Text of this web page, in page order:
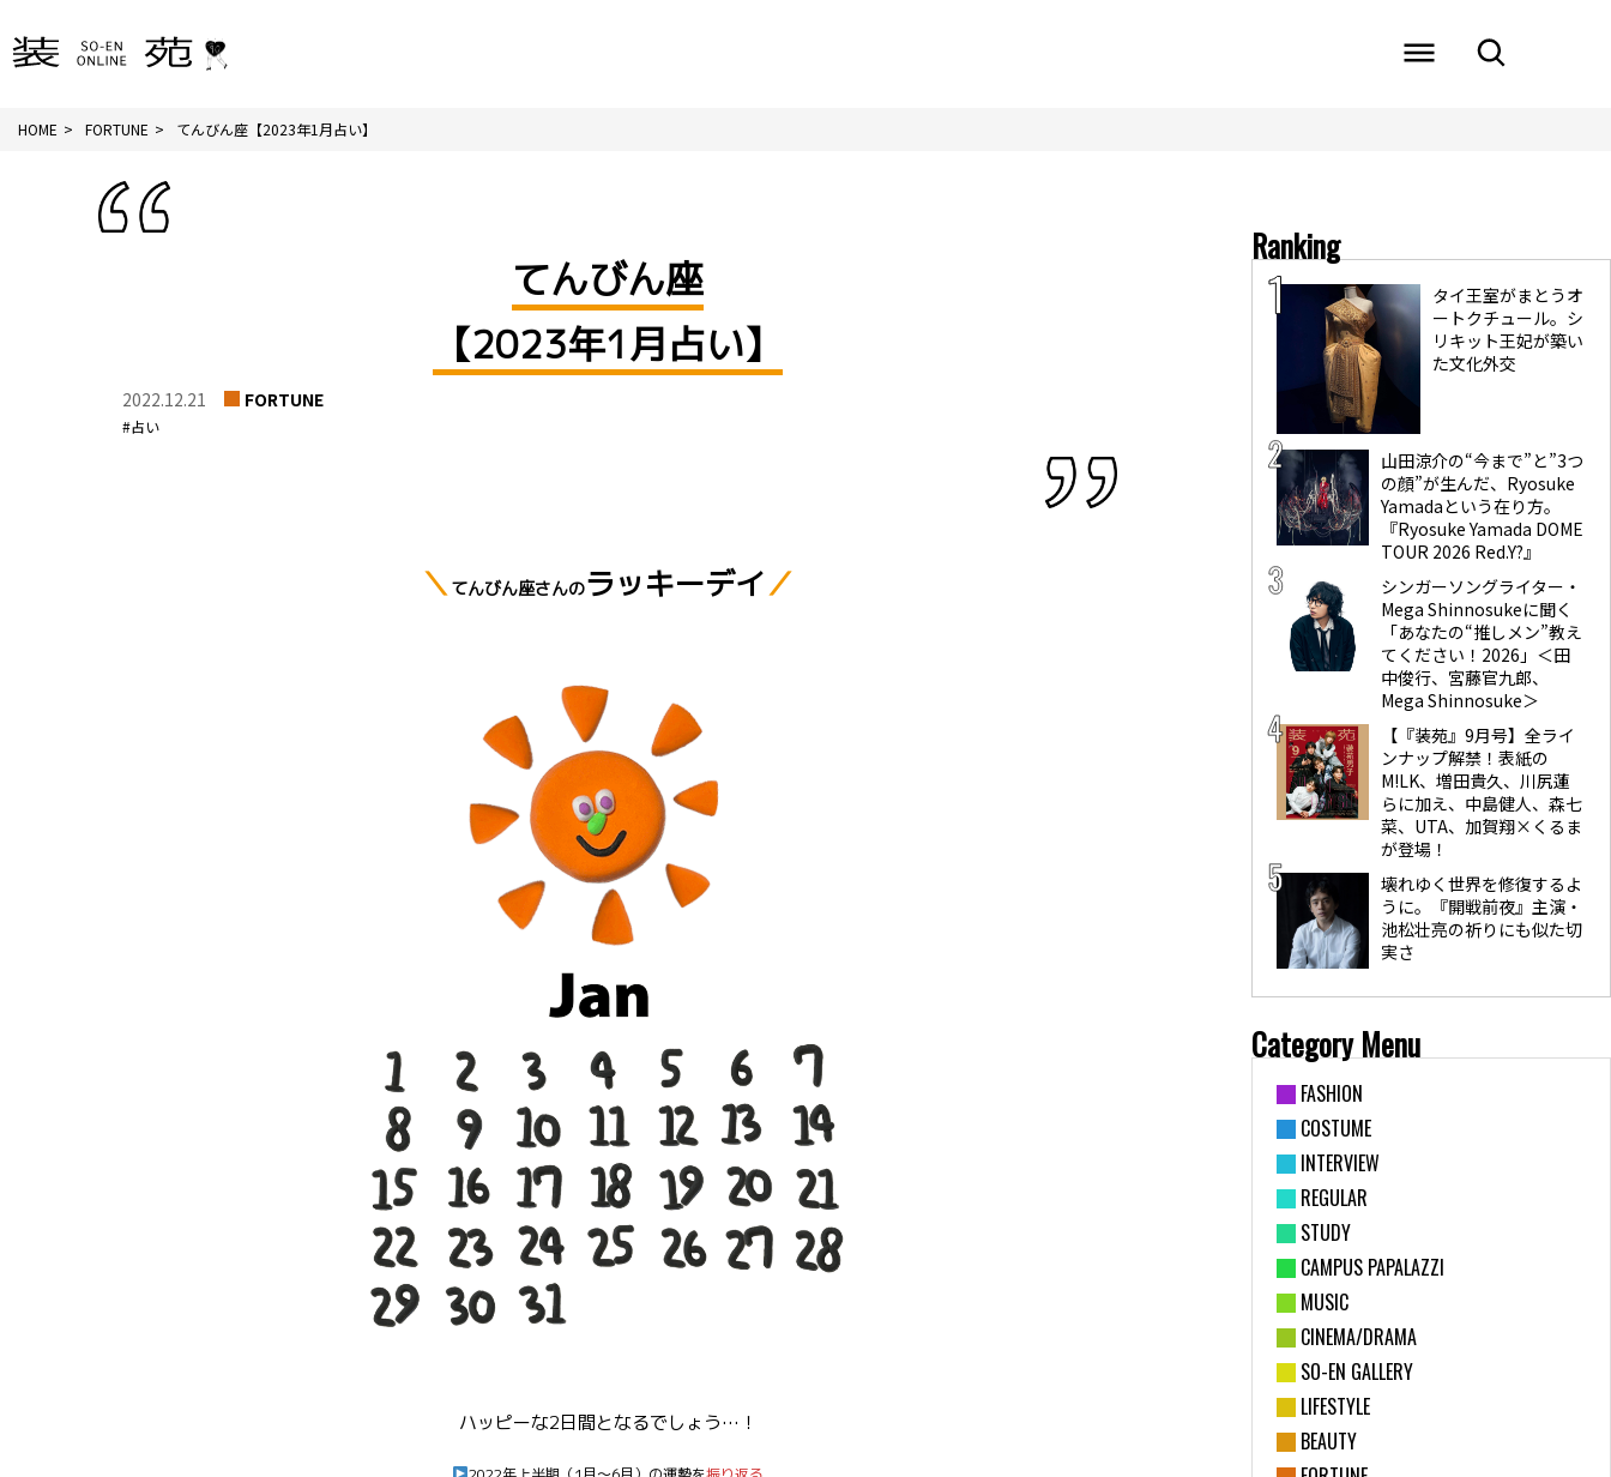
HOME FORTUNE てんびん座【2023年1月占い】
てんびん座
【2023年1月占い】
2022.12.21 FORTUNE
#占い
＼てんびん座さんのラッキーデイ／
ハッピーな2日間となるでしょう…！
Ranking
タイ王室がまとうオ
ートクチュール。シ
リキット王妃が築い
た文化外交
山田涼介の“今まで”と”3つ
の顔”が生んだ、Ryosuke
Yamadaという在り方。
『Ryosuke Yamada DOME
TOUR 2026 Red.Y?』
シンガーソングライター・
Mega Shinnosukeに聞く
「あなたの“推しメン”教え
てください！2026」＜田
中俊行、宮藤官九郎、
Mega Shinnosuke＞
【『装苑』9月号】全ライ
ンナップ解禁！表紙の
M!LK、増田貴久、川尻蓮
らに加え、中島健人、森七
菜、UTA、加賀翔×くるま
が登場！
壊れゆく世界を修復するよ
うに。『開戦前夜』主演・
池松壮亮の祈りにも似た切
実さ
Category Menu
FASHION
COSTUME
INTERVIEW
REGULAR
STUDY
CAMPUS PAPALAZZI
MUSIC
CINEMA/DRAMA
SO-EN GALLERY
LIFESTYLE
BEAUTY